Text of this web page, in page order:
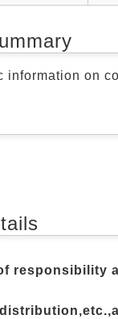
on
responsibility